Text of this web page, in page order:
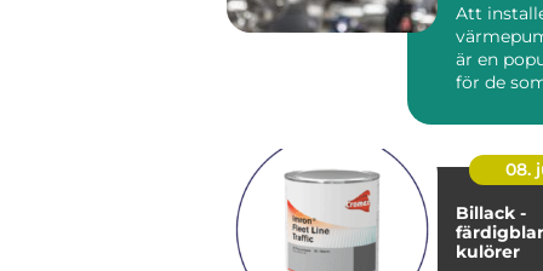
Att
är en
för de
08.
Billack -
kulörer